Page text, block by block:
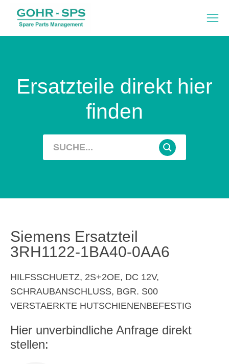
Ersatzteile direkt hier
finden
Siemens Ersatzteil
3RH1122-1BA40-0AA6
HILFSSCHUETZ, 2S+2OE, DC 12V,
SCHRAUBANSCHLUSS, BGR. S00
VERSTAERKTE HUTSCHIENENBEFESTIG
Hier unverbindliche Anfrage direkt
stellen: